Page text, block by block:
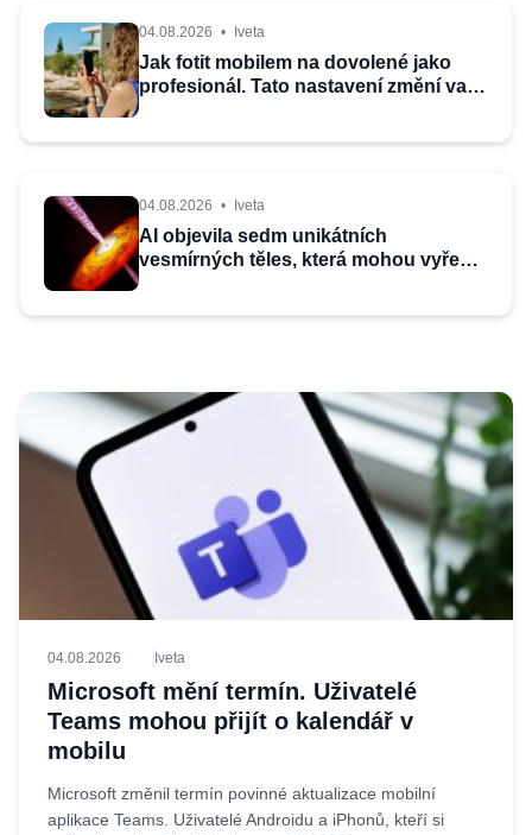
04.08.2026 • Iveta
Jak fotit mobilem na dovolené jako
profesionál. Tato nastavení změní vaše
04.08.2026 • Iveta
AI objevila sedm unikátních
vesmírných těles, která mohou vyřešit
04.08.2026 Iveta
Microsoft mění termín. Uživatelé
Teams mohou přijít o kalendář v
mobilu
Microsoft změnil termín povinné aktualizace mobilní
aplikace Teams. Uživatelé Androidu a iPhonů, kteří si